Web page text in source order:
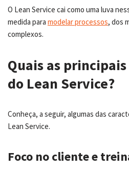
O Lean Service cai como uma luva
medida para modelar processos, dos
complexos.
Quais as
do Lean Service?
Conheça, a seguir, algumas das
Lean Service.
Foco no cliente e